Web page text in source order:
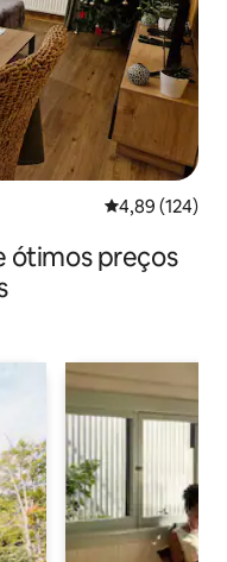
4,89 de uma
4,89 (124)
ótimos preços